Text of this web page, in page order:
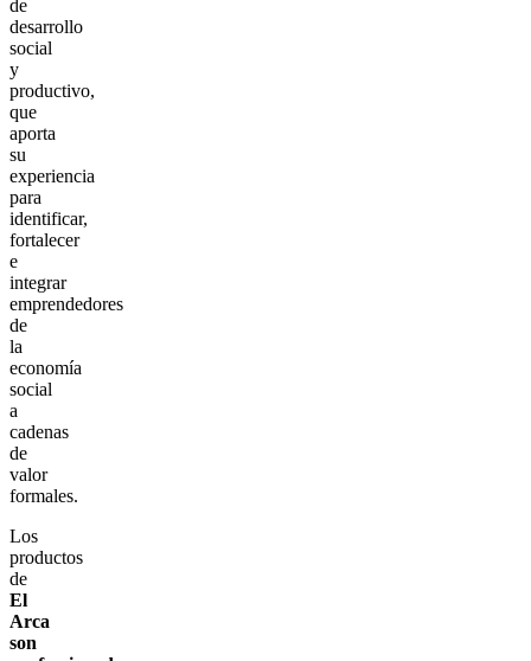
de
desarrollo
social
y
productivo,
que
aporta
su
experiencia
para
identificar,
fortalecer
e
integrar
emprendedores
de
la
economía
social
a
cadenas
de
valor
formales.
Los
productos
de
El
Arca
son